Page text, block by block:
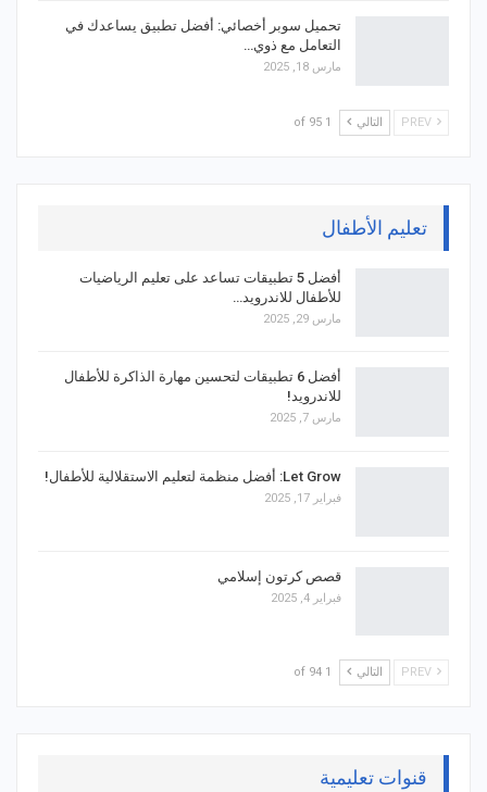
تحميل سوبر أخصائي: أفضل تطبيق يساعدك في
التعامل مع ذوي…
مارس 18, 2025
التالي 1 of 95
تعليم الأطفال
أفضل 5 تطبيقات تساعد على تعليم الرياضيات
للأطفال للاندرويد…
مارس 29, 2025
أفضل 6 تطبيقات لتحسين مهارة الذاكرة للأطفال
للاندرويد!
مارس 7, 2025
Let Grow: أفضل منظمة لتعليم الاستقلالية للأطفال!
فبراير 17, 2025
قصص كرتون إسلامي
فبراير 4, 2025
التالي 1 of 94
قنوات تعليمية